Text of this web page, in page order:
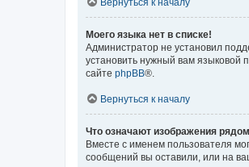
Моего языка нет в списке!
Администратор не установил
установить нужный вам языковой
сайте phpBB®.
Вернуться к началу
Что означают изображения
Вместе с именем пользователя
сообщений вы оставили, или на